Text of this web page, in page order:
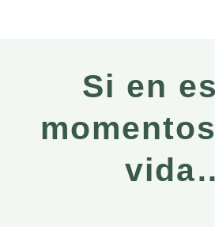
Si en